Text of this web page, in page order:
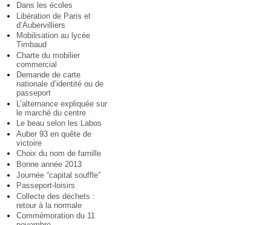
Dans les écoles
Libération de Paris et
d’Aubervilliers
Mobilisation au lycée
Timbaud
Charte du mobilier
commercial
Demande de carte
nationale d’identité ou de
passeport
L’alternance expliquée sur
le marché du centre
Le beau selon les Labos
Auber 93 en quête de
victoire
Choix du nom de famille
Bonne année 2013
Journée “capital souffle”
Passeport-loisirs
Collecte des déchets :
retour à la normale
Commémoration du 11